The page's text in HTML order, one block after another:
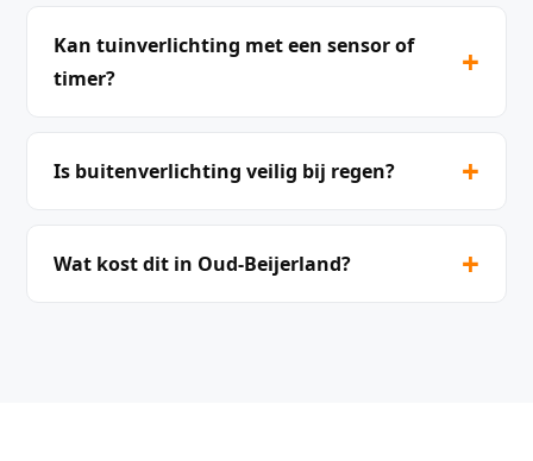
Kan tuinverlichting met een sensor of
timer?
+
Is buitenverlichting veilig bij regen? +
Wat kost dit in Oud-Beijerland? +